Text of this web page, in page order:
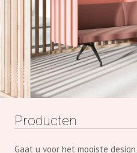
Producten
Gaat u voor het mooiste